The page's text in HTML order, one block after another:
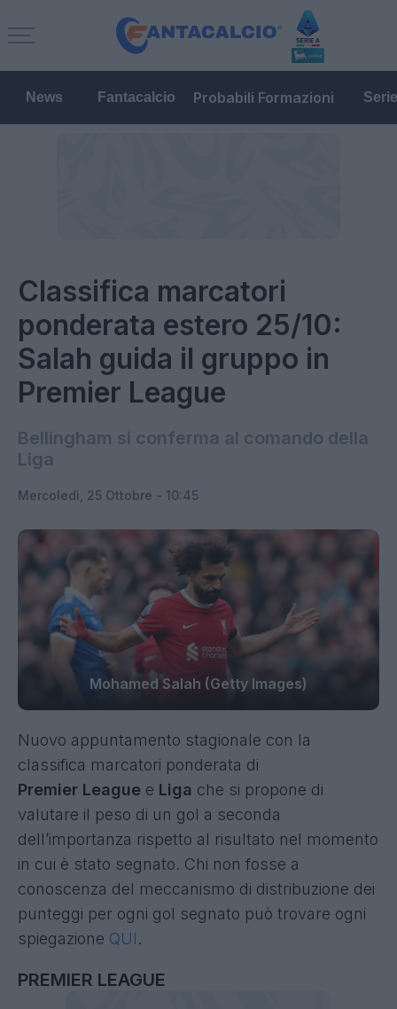
News Fantacalcio Probabili Formazioni
Classifica marcatori
ponderata estero 25/10:
Salah guida il gruppo in
Premier League
Bellingham si conferma al comando della
Liga
Mercoledì, 25 Ottobre - 10:45
Mohamed Salah (Getty Images)
Nuovo appuntamento stagionale con la
classifica marcatori ponderata di
Premier League e Liga che si propone di
valutare il peso di un gol a seconda
dell’importanza rispetto al risultato nel momento
in cui è stato segnato. Chi non fosse a
conoscenza del meccanismo di distribuzione dei
punteggi per ogni gol segnato può trovare ogni
spiegazione QUI.
PREMIER LEAGUE